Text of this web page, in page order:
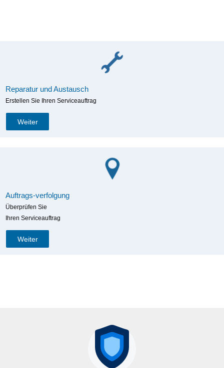
Reparatur und Austausch
Erstellen Sie Ihren Serviceauftrag
Weiter
Auftrags-verfolgung
Überprüfen Sie
Ihren Serviceauftrag
Weiter